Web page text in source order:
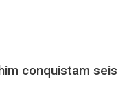
conquistam seis